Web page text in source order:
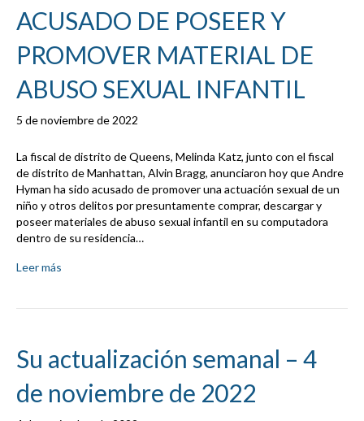
ACUSADO DE POSEER Y
PROMOVER MATERIAL DE
ABUSO SEXUAL INFANTIL
5 de noviembre de 2022
La fiscal de distrito de Queens, Melinda Katz, junto con el fiscal
de distrito de Manhattan, Alvin Bragg, anunciaron hoy que Andre
Hyman ha sido acusado de promover una actuación sexual de un
niño y otros delitos por presuntamente comprar, descargar y
poseer materiales de abuso sexual infantil en su computadora
dentro de su residencia…
Leer más
Su actualización semanal – 4
de noviembre de 2022